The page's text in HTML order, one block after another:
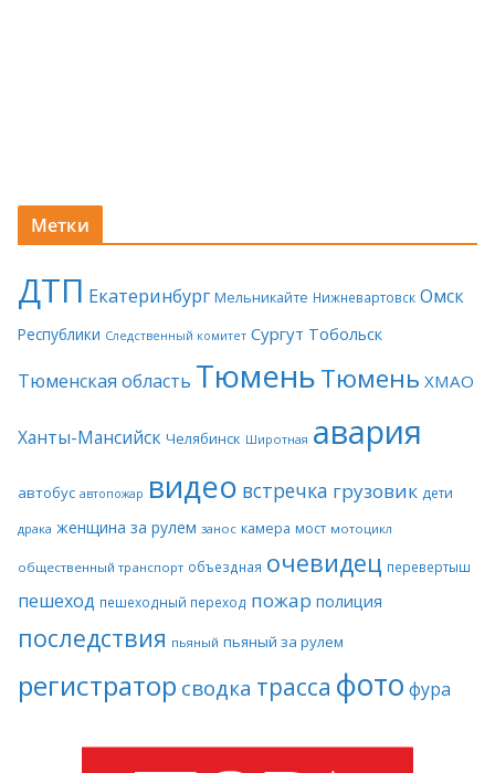
Метки
ДТП Екатеринбург Мельникайте Нижневартовск Омск
Республики Следственный комитет Сургут Тобольск
Тюменская область ТюменьТюмень ХМАО
Ханты-Мансийск Челябинск Широтная авария
автобус автопожар видео встречка грузовик дети
драка женщина за рулем занос камера мост мотоцикл
общественный транспорт объездная очевидец перевертыш
пешеход пешеходный переход пожар полиция
последствия пьяный пьяный за рулем
регистратор сводка трасса фото фура